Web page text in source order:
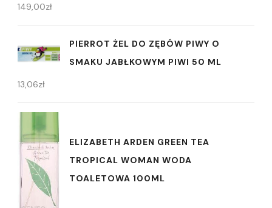
149,00zł
PIERROT ŻEL DO ZĘBÓW PIWY O
SMAKU JABŁKOWYM PIWI 50 ML
13,06zł
ELIZABETH ARDEN GREEN TEA
TROPICAL WOMAN WODA
TOALETOWA 100ML